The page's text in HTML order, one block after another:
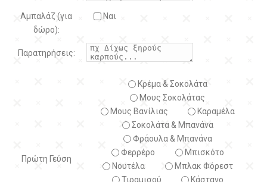
Αμπαλάζ (για
δώρο):
Ναι
Παρατηρήσεις:
Πρώτη Γεύση
Κρέμα & Σοκολάτα
Μους Σοκολάτας
Μους Βανίλιας
Καραμέλα
Σοκολάτα & Μπανάνα
Φράουλα & Μπανάνα
Φερρέρο
Μπισκότο
Νουτέλα
Μπλακ Φόρεστ
Τιραμισού
Κάστανο